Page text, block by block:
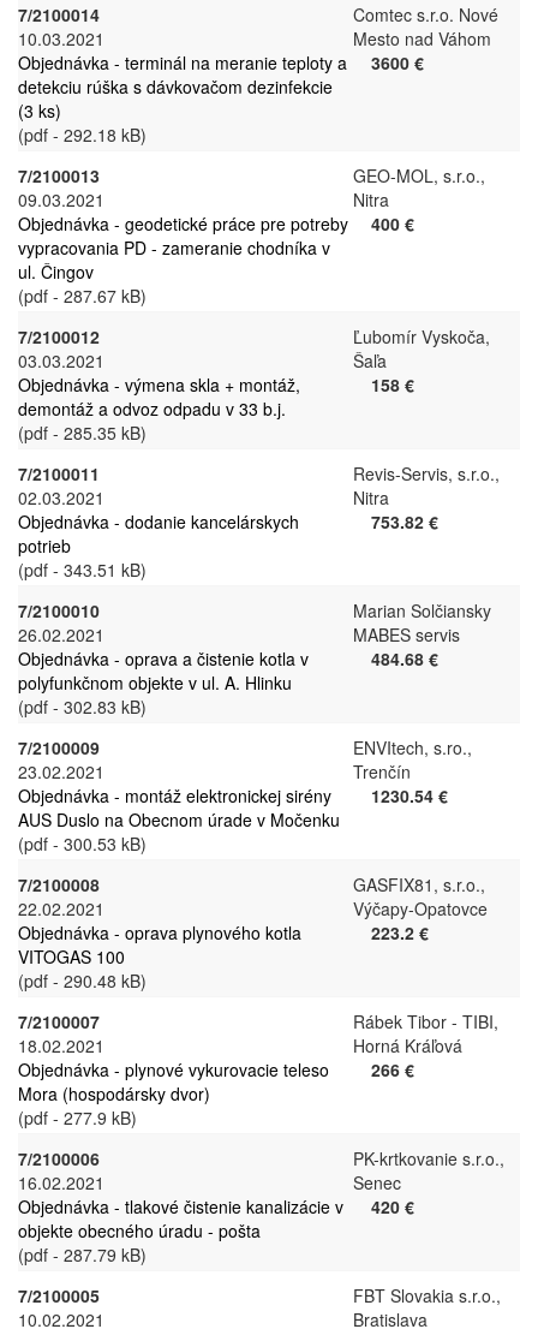
7/2100014
10.03.2021
Objednávka - terminál na meranie teploty a
detekciu rúška s dávkovačom dezinfekcie
(3 ks)
(pdf - 292.18 kB)
Comtec s.r.o. Nové
Mesto nad Váhom
3600 €
7/2100013
09.03.2021
Objednávka - geodetické práce pre potreby
vypracovania PD - zameranie chodníka v
ul. Čingov
(pdf - 287.67 kB)
GEO-MOL, s.r.o.,
Nitra
400 €
7/2100012
03.03.2021
Objednávka - výmena skla + montáž,
demontáž a odvoz odpadu v 33 b.j.
(pdf - 285.35 kB)
Ľubomír Vyskoča,
Šaľa
158 €
7/2100011
02.03.2021
Objednávka - dodanie kancelárskych
potrieb
(pdf - 343.51 kB)
Revis-Servis, s.r.o.,
Nitra
753.82 €
7/2100010
26.02.2021
Objednávka - oprava a čistenie kotla v
polyfunkčnom objekte v ul. A. Hlinku
(pdf - 302.83 kB)
Marian Solčiansky
MABES servis
484.68 €
7/2100009
23.02.2021
Objednávka - montáž elektronickej sirény
AUS Duslo na Obecnom úrade v Močenku
(pdf - 300.53 kB)
ENVItech, s.ro.,
Trenčín
1230.54 €
7/2100008
22.02.2021
Objednávka - oprava plynového kotla
VITOGAS 100
(pdf - 290.48 kB)
GASFIX81, s.r.o.,
Výčapy-Opatovce
223.2 €
7/2100007
18.02.2021
Objednávka - plynové vykurovacie teleso
Mora (hospodársky dvor)
(pdf - 277.9 kB)
Rábek Tibor - TIBI,
Horná Kráľová
266 €
7/2100006
16.02.2021
Objednávka - tlakové čistenie kanalizácie v
objekte obecného úradu - pošta
(pdf - 287.79 kB)
PK-krtkovanie s.r.o.,
Senec
420 €
7/2100005
10.02.2021
FBT Slovakia s.r.o.,
Bratislava